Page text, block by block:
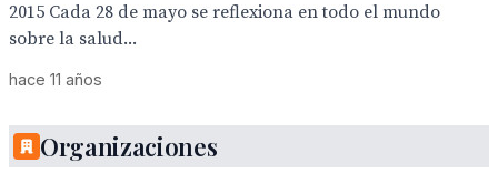
2015 Cada 28 de mayo se reflexiona en todo el mundo
sobre la salud...
hace 11 años
Organizaciones